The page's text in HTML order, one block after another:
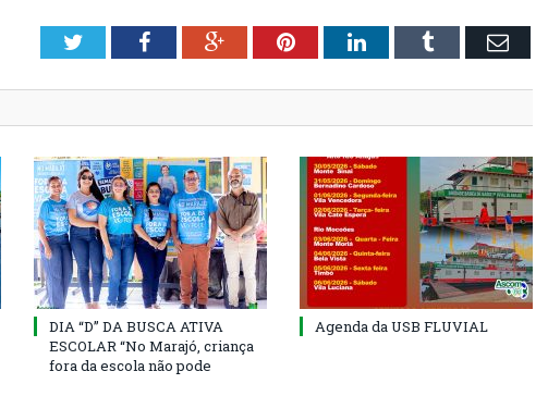
TwitterFacebookGoogle+PinterestLinkedInTumblr
DIA “D” DA BUSCA ATIVA
ESCOLAR “No Marajó, criança
fora da escola não pode
Agenda da USB FLUVIAL